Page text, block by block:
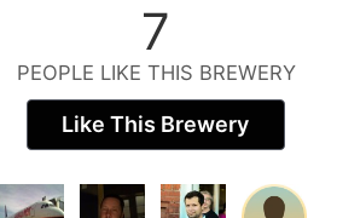
7
PEOPLE LIKE THIS BREWERY
Like This Brewery